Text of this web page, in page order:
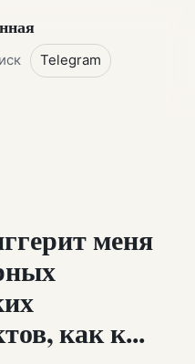
Telegram
меня
как к...